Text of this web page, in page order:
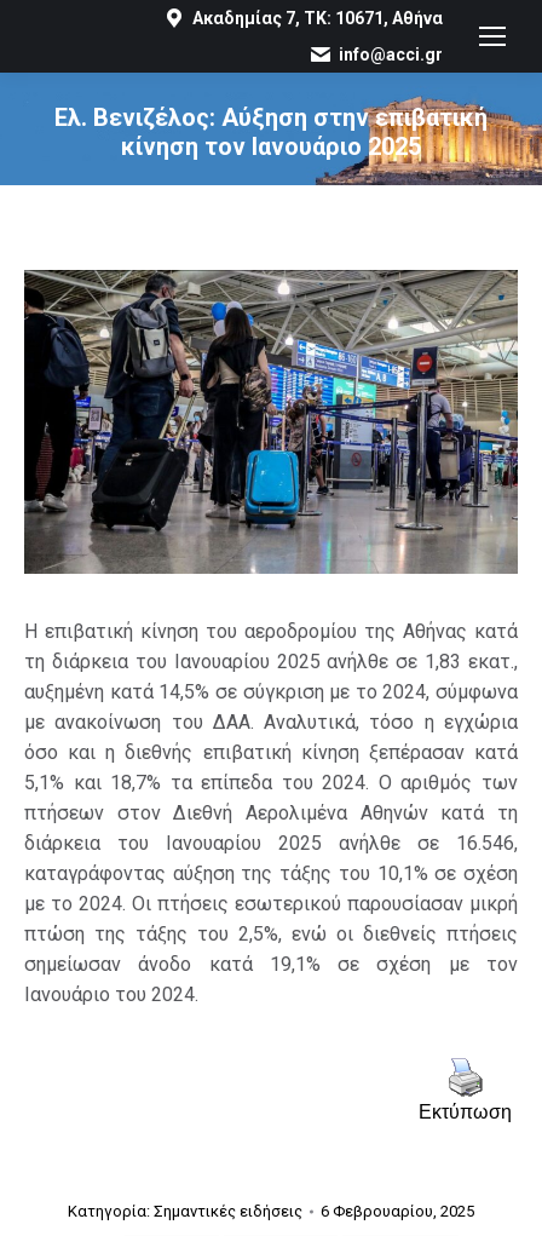
Ακαδημίας 7, ΤΚ: 10671, Αθήνα
info@acci.gr
Ελ. Βενιζέλος: Αύξηση στην επιβατική
κίνηση τον Ιανουάριο 2025
You are here:
Η επιβατική κίνηση του αεροδρομίου της Αθήνας κατά
τη διάρκεια του Ιανουαρίου 2025 ανήλθε σε 1,83 εκατ.,
αυξημένη κατά 14,5% σε σύγκριση με το 2024, σύμφωνα
με ανακοίνωση του ΔΑΑ. Αναλυτικά, τόσο η εγχώρια
όσο και η διεθνής επιβατική κίνηση ξεπέρασαν κατά
5,1% και 18,7% τα επίπεδα του 2024. Ο αριθμός των
πτήσεων στον Διεθνή Αερολιμένα Αθηνών κατά τη
διάρκεια του Ιανουαρίου 2025 ανήλθε σε 16.546,
καταγράφοντας αύξηση της τάξης του 10,1% σε σχέση
με το 2024. Οι πτήσεις εσωτερικού παρουσίασαν μικρή
πτώση της τάξης του 2,5%, ενώ οι διεθνείς πτήσεις
σημείωσαν άνοδο κατά 19,1% σε σχέση με τον
Ιανουάριο του 2024.
Εκτύπωση
Κατηγορία: Σημαντικές ειδήσεις
6 Φεβρουαρίου, 2025